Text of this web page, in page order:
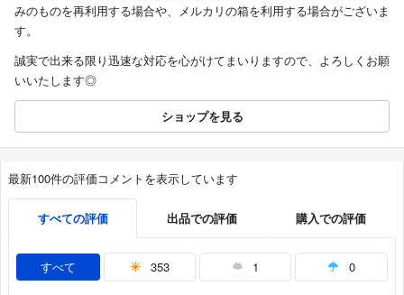
みのものを再利用する場合や、メルカリの箱を利用する場合がございま
す。
誠実で出来る限り迅速な対応を心がけてまいりますので、よろしくお願
いいたします◎
ショップを見る
最新100件の評価コメントを表示しています
すべての評価 出品での評価 購入での評価
すべて 353 1 0